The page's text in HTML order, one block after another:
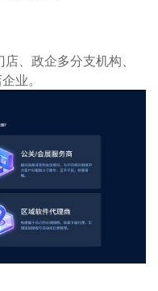
、政企多分支机构、
业。